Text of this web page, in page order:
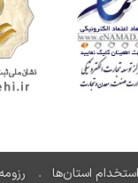
استخدام استان‌ها